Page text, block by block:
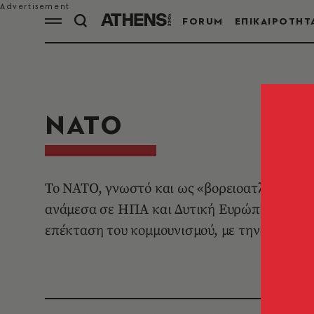
FORUM
ΝΑΤΟ
Το ΝΑΤΟ, γνωστό και ως «βορειοατλαντική
ανάμεσα σε ΗΠΑ και Δυτική Ευρώπη.
επέκταση του κομμουνισμού, με την Ελλάδα